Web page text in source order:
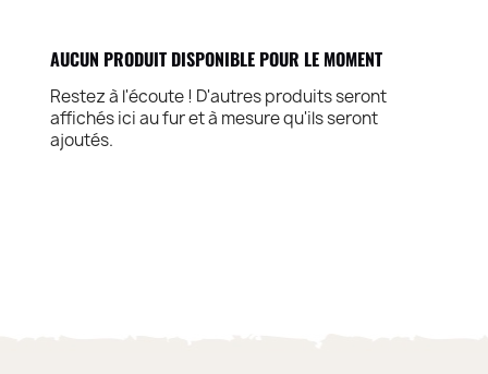
AUCUN PRODUIT DISPONIBLE POUR LE MOMENT
Restez à l'écoute ! D'autres produits seront
affichés ici au fur et à mesure qu'ils seront
ajoutés.